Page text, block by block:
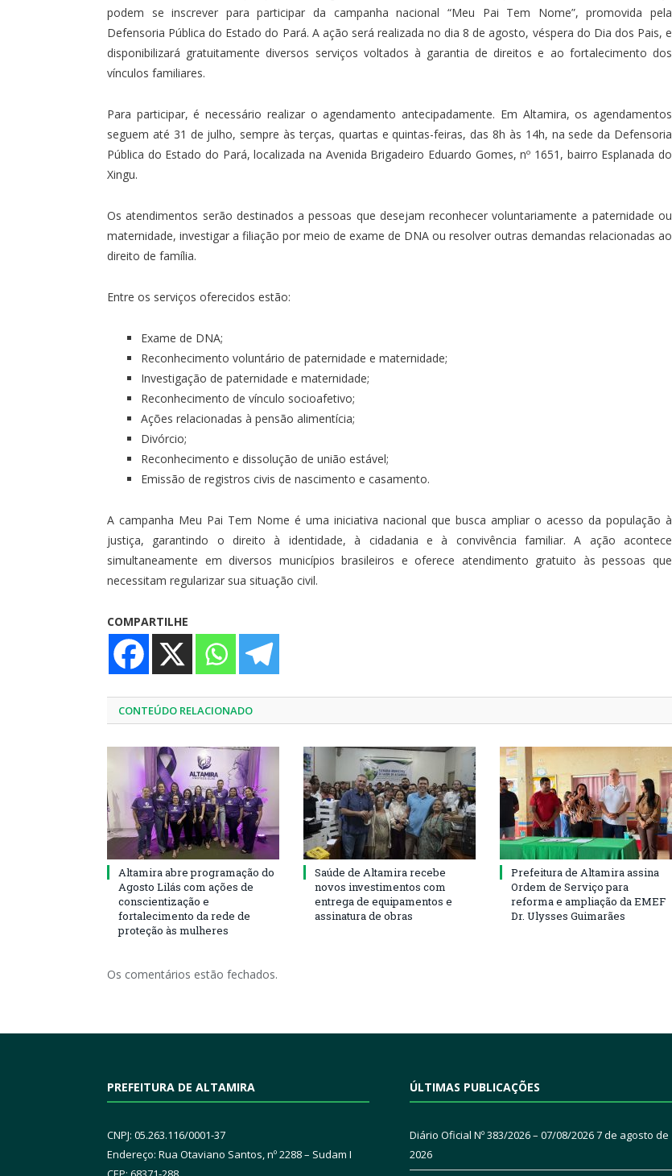
podem se inscrever para participar da campanha nacional “Meu Pai Tem Nome”, promovida pela
Defensoria Pública do Estado do Pará. A ação será realizada no dia 8 de agosto, véspera do Dia dos Pais, e
disponibilizará gratuitamente diversos serviços voltados à garantia de direitos e ao fortalecimento dos
vínculos familiares.
Para participar, é necessário realizar o agendamento antecipadamente. Em Altamira, os agendamentos
seguem até 31 de julho, sempre às terças, quartas e quintas-feiras, das 8h às 14h, na sede da Defensoria
Pública do Estado do Pará, localizada na Avenida Brigadeiro Eduardo Gomes, nº 1651, bairro Esplanada do
Xingu.
Os atendimentos serão destinados a pessoas que desejam reconhecer voluntariamente a paternidade ou
maternidade, investigar a filiação por meio de exame de DNA ou resolver outras demandas relacionadas ao
direito de família.
Entre os serviços oferecidos estão:
Exame de DNA;
Reconhecimento voluntário de paternidade e maternidade;
Investigação de paternidade e maternidade;
Reconhecimento de vínculo socioafetivo;
Ações relacionadas à pensão alimentícia;
Divórcio;
Reconhecimento e dissolução de união estável;
Emissão de registros civis de nascimento e casamento.
A campanha Meu Pai Tem Nome é uma iniciativa nacional que busca ampliar o acesso da população à
justiça, garantindo o direito à identidade, à cidadania e à convivência familiar. A ação acontece
simultaneamente em diversos municípios brasileiros e oferece atendimento gratuito às pessoas que
necessitam regularizar sua situação civil.
COMPARTILHE
CONTEÚDO RELACIONADO
Altamira abre programação do
Agosto Lilás com ações de
conscientização e
fortalecimento da rede de
proteção às mulheres
Saúde de Altamira recebe
novos investimentos com
entrega de equipamentos e
assinatura de obras
Prefeitura de Altamira assina
Ordem de Serviço para
reforma e ampliação da EMEF
Dr. Ulysses Guimarães
Os comentários estão fechados.
PREFEITURA DE ALTAMIRA
CNPJ: 05.263.116/0001-37
Endereço: Rua Otaviano Santos, nº 2288 – Sudam I
ÚLTIMAS PUBLICAÇÕES
Diário Oficial Nº 383/2026 – 07/08/20267 de agosto de
2026